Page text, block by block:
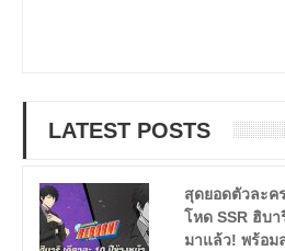
LATEST POSTS
สุดยอดตัวละค
โหด SSR ฮิบา
มาแล้ว! พร้อม